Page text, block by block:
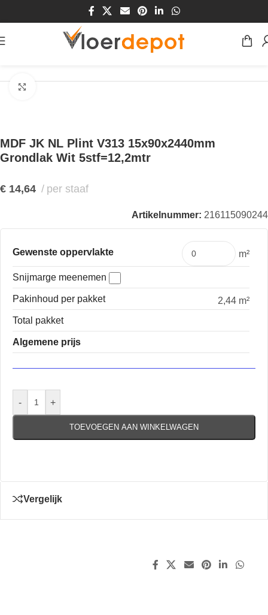
MDF JK NL Plint V313 15x90x2440mm
Grondlak Wit 5stf=12,2mtr
€ 14,64 per staaf
Artikelnummer: 216115090244
Gewenste oppervlakte m²
Snijmarge meenemen
Pakinhoud per pakket
2,44 m²
Total pakket
Algemene prijs
- +
TOEVOEGEN AAN WINKELWAGEN
Vergelijk